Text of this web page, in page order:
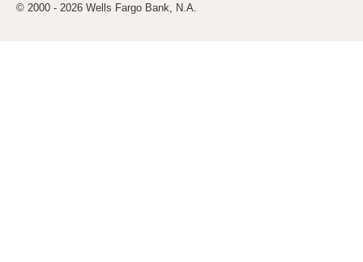
© 2000 - 2026 Wells Fargo Bank, N.A.